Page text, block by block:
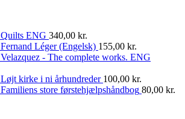
Quilts ENG 340,00 kr.
Fernand Léger (Engelsk) 155,00 kr.
Velazquez - The complete works. ENG
Løjt kirke i ni århundreder 100,00 kr.
Familiens store førstehjælpshåndbog 80,00 kr.